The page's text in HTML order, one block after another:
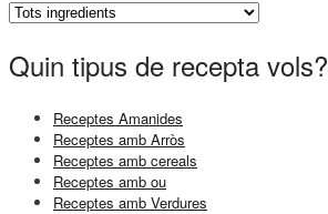
Quin tipus de recepta vols?
Receptes Amanides
Receptes amb Arròs
Receptes amb cereals
Receptes amb ou
Receptes amb Verdures